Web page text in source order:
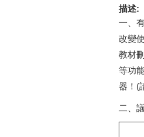
描述:
一、
改變
教材
等功
器！(
二、